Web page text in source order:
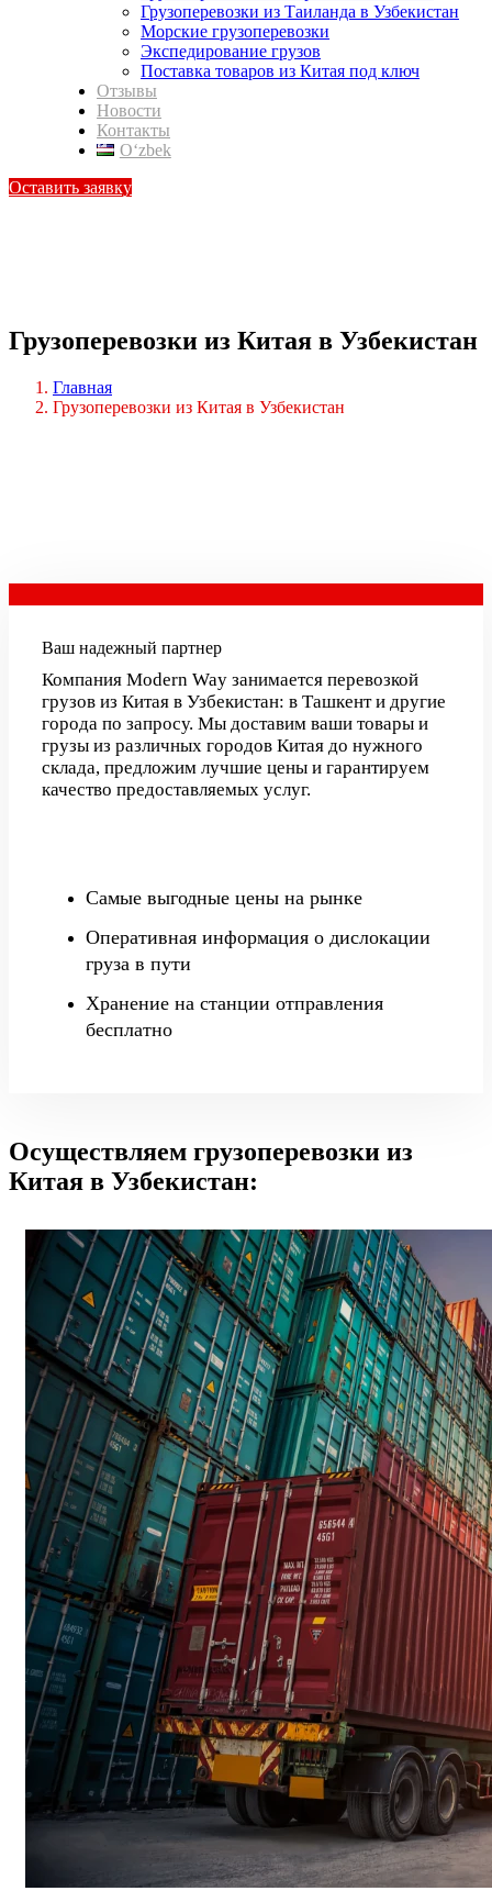
Грузоперевозки из Таиланда в Узбекистан
Морские грузоперевозки
Экспедирование грузов
Поставка товаров из Китая под ключ
Отзывы
Новости
Контакты
Oʻzbek
Оставить заявку
Грузоперевозки из Китая в Узбекистан
Главная
Грузоперевозки из Китая в Узбекистан
Ваш надежный партнер
Компания Modern Way занимается перевозкой
грузов из Китая в Узбекистан: в Ташкент и другие
города по запросу. Мы доставим ваши товары и
грузы из различных городов Китая до нужного
склада, предложим лучшие цены и гарантируем
качество предоставляемых услуг.
Самые выгодные цены на рынке
Оперативная информация о дислокации
груза в пути
Хранение на станции отправления
бесплатно
Осуществляем грузоперевозки из
Китая в Узбекистан: